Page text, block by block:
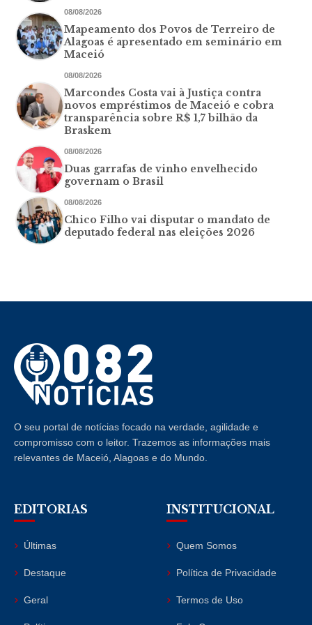
08/08/2026
Mapeamento dos Povos de Terreiro de
Alagoas é apresentado em seminário em
Maceió
08/08/2026
Marcondes Costa vai à Justiça contra
novos empréstimos de Maceió e cobra
transparência sobre R$ 1,7 bilhão da
Braskem
08/08/2026
Duas garrafas de vinho envelhecido
governam o Brasil
08/08/2026
Chico Filho vai disputar o mandato de
deputado federal nas eleições 2026
O seu portal de notícias focado na verdade, agilidade e
compromisso com o leitor. Trazemos as informações mais
relevantes de Maceió, Alagoas e do Mundo.
EDITORIAS
Últimas
Destaque
Geral
INSTITUCIONAL
Quem Somos
Política de Privacidade
Termos de Uso